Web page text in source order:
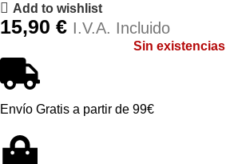
Add to wishlist
15,90 € I.V.A. Incluido
Sin existencias
Envío Gratis a partir de 99€